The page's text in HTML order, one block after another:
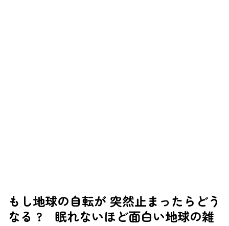
もし地球の自転が 突然止まったらどう
なる ? 眠れないほど面白い地球の雑